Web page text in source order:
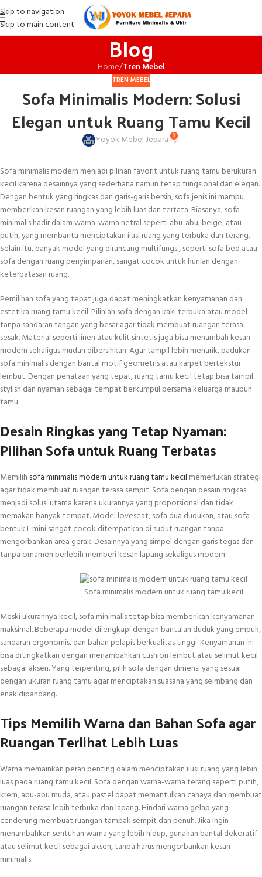
Skip to navigation
Skip to main content
Blog
Home/Tren Mebel
TREN MEBEL
Sofa Minimalis Modern: Solusi
Elegan untuk Ruang Tamu Kecil
Yoyok Mebel Jepara 0
Sofa minimalis modern menjadi pilihan favorit untuk ruang tamu berukuran
kecil karena desainnya yang sederhana namun tetap fungsional dan elegan.
Dengan bentuk yang ringkas dan garis-garis bersih, sofa jenis ini mampu
memberikan kesan ruangan yang lebih luas dan tertata. Biasanya, sofa
minimalis hadir dalam warna-warna netral seperti abu-abu, beige, atau
putih, yang membantu menciptakan ilusi ruang yang terbuka dan terang.
Selain itu, banyak model yang dirancang multifungsi, seperti sofa bed atau
sofa dengan ruang penyimpanan, sangat cocok untuk hunian dengan
keterbatasan ruang.
Pemilihan sofa yang tepat juga dapat meningkatkan kenyamanan dan
estetika ruang tamu kecil. Pilihlah sofa dengan kaki terbuka atau model
tanpa sandaran tangan yang besar agar tidak membuat ruangan terasa
sesak. Material seperti linen atau kulit sintetis juga bisa menambah kesan
modern sekaligus mudah dibersihkan. Agar tampil lebih menarik, padukan
sofa minimalis dengan bantal motif geometris atau karpet bertekstur
lembut. Dengan penataan yang tepat, ruang tamu kecil tetap bisa tampil
stylish dan nyaman sebagai tempat berkumpul bersama keluarga maupun
tamu.
Desain Ringkas yang Tetap Nyaman:
Pilihan Sofa untuk Ruang Terbatas
Memilih sofa minimalis modern untuk ruang tamu kecil memerlukan strategi
agar tidak membuat ruangan terasa sempit. Sofa dengan desain ringkas
menjadi solusi utama karena ukurannya yang proporsional dan tidak
memakan banyak tempat. Model loveseat, sofa dua dudukan, atau sofa
bentuk L mini sangat cocok ditempatkan di sudut ruangan tanpa
mengorbankan area gerak. Desainnya yang simpel dengan garis tegas dan
tanpa ornamen berlebih memberi kesan lapang sekaligus modern.
Sofa minimalis modern untuk ruang tamu kecil
Meski ukurannya kecil, sofa minimalis tetap bisa memberikan kenyamanan
maksimal. Beberapa model dilengkapi dengan bantalan duduk yang empuk,
sandaran ergonomis, dan bahan pelapis berkualitas tinggi. Kenyamanan ini
bisa ditingkatkan dengan menambahkan cushion lembut atau selimut kecil
sebagai aksen. Yang terpenting, pilih sofa dengan dimensi yang sesuai
dengan ukuran ruang tamu agar menciptakan suasana yang seimbang dan
enak dipandang.
Tips Memilih Warna dan Bahan Sofa agar
Ruangan Terlihat Lebih Luas
Warna memainkan peran penting dalam menciptakan ilusi ruang yang lebih
luas pada ruang tamu kecil. Sofa dengan warna-warna terang seperti putih,
krem, abu-abu muda, atau pastel dapat memantulkan cahaya dan membuat
ruangan terasa lebih terbuka dan lapang. Hindari warna gelap yang
cenderung membuat ruangan tampak sempit dan penuh. Jika ingin
menambahkan sentuhan warna yang lebih hidup, gunakan bantal dekoratif
atau selimut kecil sebagai aksen, tanpa harus mengorbankan kesan
minimalis.